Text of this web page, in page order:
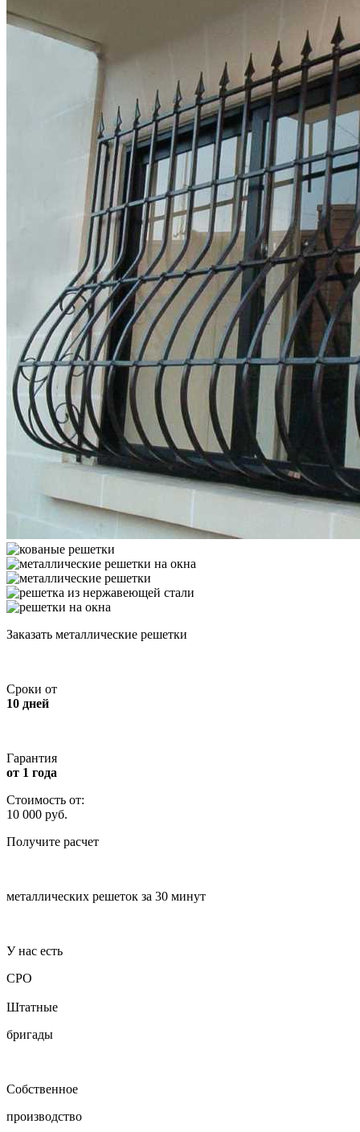
Заказать металлические решетки
Сроки от
10 дней
Гарантия
от 1 года
Стоимость от:
10 000 руб.
Получите расчет
металлических решеток за 30 минут
У нас есть
СРО
Штатные
бригады
Собственное
производство